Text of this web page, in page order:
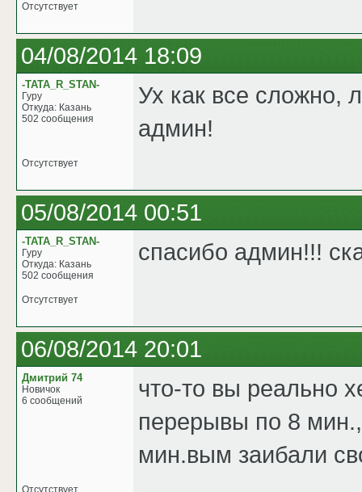
Отсутствует
04/08/2014 18:09
-TATA_R_STAN-
Гуру
Откуда: Казань
502 сообщения
Ух как все сложно,
админ!
Отсутствует
05/08/2014 00:51
-TATA_R_STAN-
Гуру
Откуда: Казань
502 сообщения
спасибо админ!!!
Отсутствует
06/08/2014 20:01
Дмитрий 74
Новичок
6 сообщений
что-то вы реально
перерывы по 8
мин.вым заибали
Отсутствует